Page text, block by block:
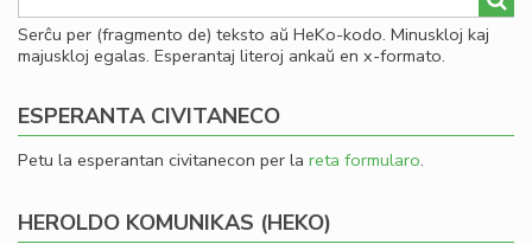
Serĉu per (fragmento de) teksto aŭ HeKo-kodo. Minuskloj kaj
majuskloj egalas. Esperantaj literoj ankaŭ en x-formato.
ESPERANTA CIVITANECO
Petu la esperantan civitanecon per la reta formularo.
HEROLDO KOMUNIKAS (HEKO)